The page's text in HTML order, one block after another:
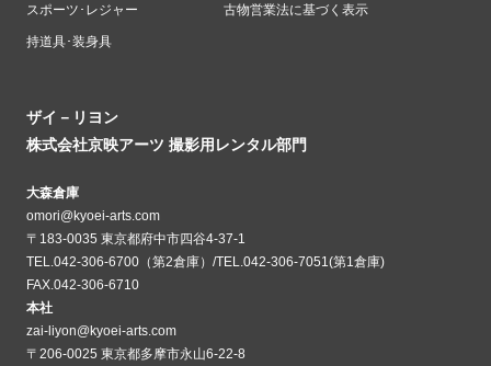
スポーツ･レジャー
持道具･装身具
古物営業法に基づく表示
ザイ－リヨン
株式会社京映アーツ 撮影用レンタル部門
大森倉庫
omori@kyoei-arts.com
〒183-0035 東京都府中市四谷4-37-1
TEL.042-306-6700（第2倉庫）/TEL.042-306-7051(第1倉庫)
FAX.042-306-6710
本社
zai-liyon@kyoei-arts.com
〒206-0025 東京都多摩市永山6-22-8